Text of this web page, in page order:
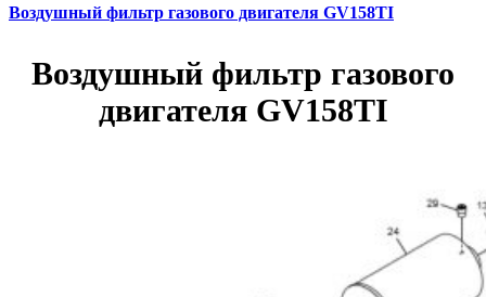
Воздушный фильтр газового двигателя GV158TI
Воздушный фильтр газового
двигателя GV158TI